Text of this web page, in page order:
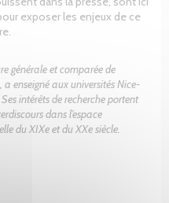
exposer les enjeux de ce
générale et comparée de
enseigné aux universités Nice-
intérêts de recherche portent
dans l’espace
du XIXe et du XXe siècle.